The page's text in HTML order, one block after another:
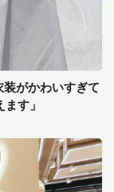
装がかわいすぎて
す」